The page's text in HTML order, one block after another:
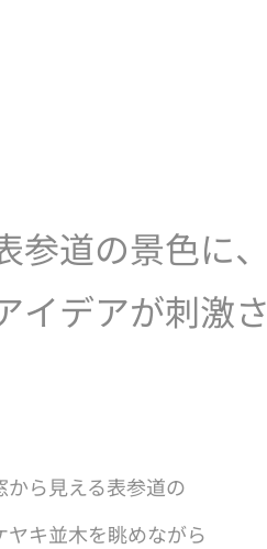
参道の景色に、
イデアが刺激さ
から見える表参道の
ヤキ並木を眺めながら